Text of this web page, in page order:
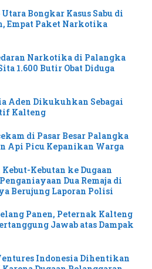
Bongkar Kasus Sabu di
Empat Paket Narkotika
Narkotika di Palangka
1.600 Butir Obat Diduga
Aden Dikukuhkan Sebagai
Kalteng
di Pasar Besar Palangka
Api Picu Kepanikan Warga
Kebutan ke Dugaan
Dua Remaja di
Berujung Laporan Polisi
Panen, Peternak Kalteng
Jawab atas Dampak
Indonesia Dihentikan